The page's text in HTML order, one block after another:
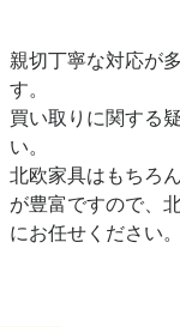
親切丁寧な対応が
す。
買い取りに関する
い。
北欧家具はもちろ
が豊富ですので、
にお任せください。